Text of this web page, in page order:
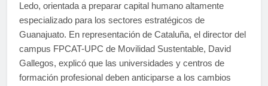
Ledo, orientada a preparar capital humano altamente
especializado para los sectores estratégicos de
Guanajuato. En representación de Cataluña, el director del
campus FPCAT-UPC de Movilidad Sustentable, David
Gallegos, explicó que las universidades y centros de
formación profesional deben anticiparse a los cambios